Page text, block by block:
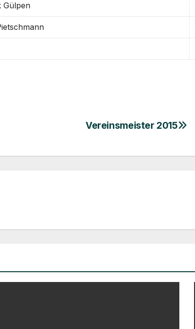
Gülpen
Vereinsmeister 2015